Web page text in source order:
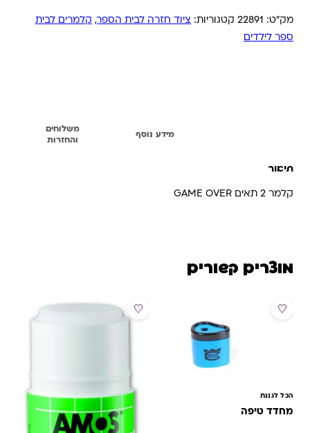
מק"ט: 22891 קטגוריות: ציוד חזרה לבית הספר, קלמרים לבית
ספר לילדים
מידע נוסף
משלוחים
והחזרות
תיאור
קלמר 2 תאים GAME OVER
מוצרים קשורים
מבצע
הכל לגננת
מחדד טיפה